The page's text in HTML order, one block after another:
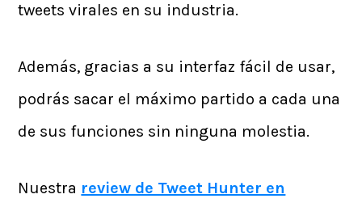
tweets virales en su industria.
Además, gracias a su interfaz fácil de usar,
podrás sacar el máximo partido a cada una
de sus funciones sin ninguna molestia.
Nuestra review de Tweet Hunter en